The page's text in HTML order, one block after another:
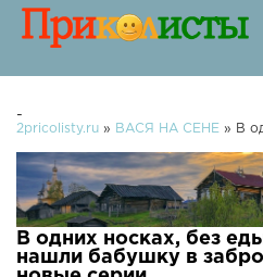
-
2pricolisty.ru » ВАСЯ НА СЕНЕ » В одних
В одних носках, без
нашли бабушку в